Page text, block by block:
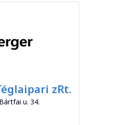
zRt.
u. 34.